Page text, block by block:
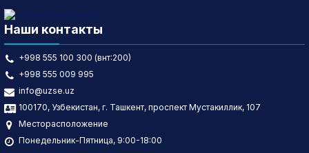
Наши контакты
+998 555 100 300 (внт:200)
+998 555 009 995
info@uzse.uz
100170, Узбекистан, г. Ташкент, проспект Мустакиллик, 107
Месторасположение
Понедельник-Пятница, 9:00-18:00